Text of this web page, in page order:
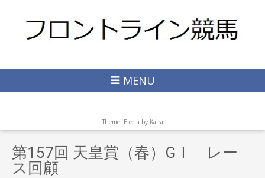
MENU
Theme: Electa by Kaira
第157回 天皇賞（春）GⅠ レー
ス回顧